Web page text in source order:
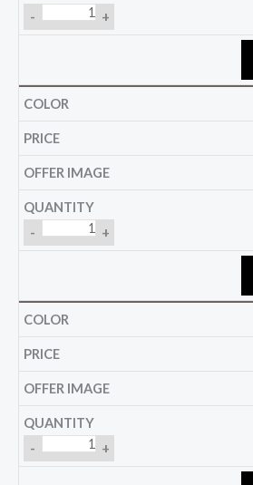
- +
- +
- +